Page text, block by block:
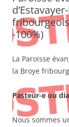
-100%)
La Paroisse
la Broye
Pasteur-e ou
Nous sommes